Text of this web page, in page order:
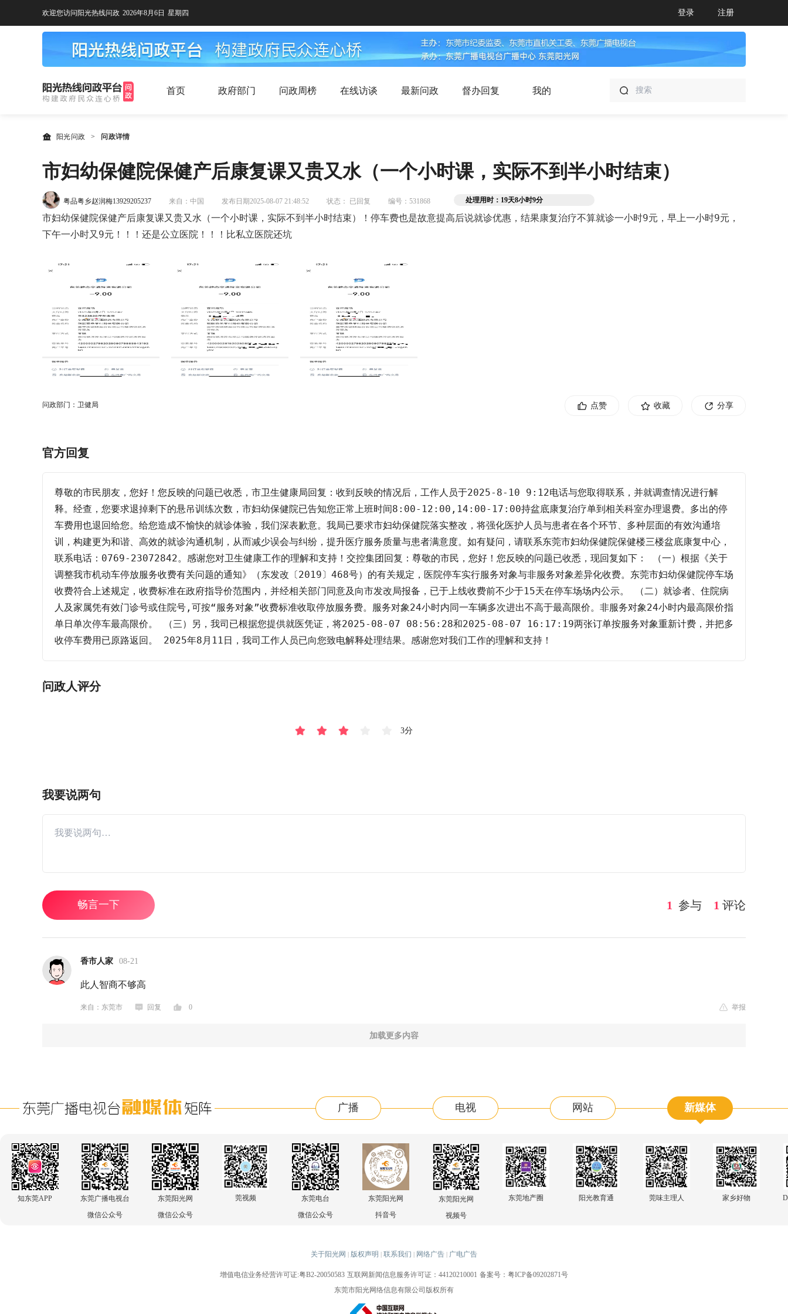
欢迎您访问阳光热线问政 2026年8月6日 星期四 登录 注册
首页 政府部门 问政周榜 在线访谈 最新问政 督办回复 我的
阳光问政 > 问政详情
市妇幼保健院保健产后康复课又贵又水（一个小时课，实际不到半小时结束）
粤品粤乡赵润梅13929205237 来自：中国 发布日期2025-08-07 21:48:52 状态： 已回复 编号：531868 处理用时：19天8小时9分
市妇幼保健院保健产后康复课又贵又水（一个小时课，实际不到半小时结束）！停车费也是故意提高后说就诊优惠，结果康复治疗不算就诊一小时9元，早上一小时9元，
下午一小时又9元！！！还是公立医院！！！比私立医院还坑
问政部门：卫健局 点赞 收藏 分享
官方回复
尊敬的市民朋友，您好！您反映的问题已收悉，市卫生健康局回复：收到反映的情况后，工作人员于2025-8-10 9:12电话与您取得联系，并就调查情况进行解
释。经查，您要求退掉剩下的悬吊训练次数，市妇幼保健院已告知您正常上班时间8:00-12:00,14:00-17:00持盆底康复治疗单到相关科室办理退费。多出的停
车费用也退回给您。给您造成不愉快的就诊体验，我们深表歉意。我局已要求市妇幼保健院落实整改，将强化医护人员与患者在各个环节、多种层面的有效沟通培
训，构建更为和谐、高效的就诊沟通机制，从而减少误会与纠纷，提升医疗服务质量与患者满意度。如有疑问，请联系东莞市妇幼保健院保健楼三楼盆底康复中心，
联系电话：0769-23072842。感谢您对卫生健康工作的理解和支持！交控集团回复：尊敬的市民，您好！您反映的问题已收悉，现回复如下： （一）根据《关于
调整我市机动车停放服务收费有关问题的通知》（东发改〔2019〕468号）的有关规定，医院停车实行服务对象与非服务对象差异化收费。东莞市妇幼保健院停车场
收费符合上述规定，收费标准在政府指导价范围内，并经相关部门同意及向市发改局报备，已于上线收费前不少于15天在停车场场内公示。 （二）就诊者、住院病
人及家属凭有效门诊号或住院号,可按“服务对象”收费标准收取停放服务费。服务对象24小时内同一车辆多次进出不高于最高限价。非服务对象24小时内最高限价指
单日单次停车最高限价。 （三）另，我司已根据您提供就医凭证，将2025-08-07 08:56:28和2025-08-07 16:17:19两张订单按服务对象重新计费，并把多
收停车费用已原路返回。 2025年8月11日，我司工作人员已向您致电解释处理结果。感谢您对我们工作的理解和支持！
问政人评分
3分
我要说两句
畅言一下 1 参与 1 评论
香市人家 08-21
此人智商不够高
来自：东莞市 回复 0 举报
加载更多内容
广播 电视 网站 新媒体
知东莞APP
东莞广播电视台
微信公众号
东莞阳光网
微信公众号
莞视频
东莞电台
微信公众号
东莞阳光网
抖音号
东莞阳光网
视频号
东莞地产圈 阳光教育通 莞味主理人 家乡好物
关于阳光网 | 版权声明 | 联系我们 | 网络广告 | 广电广告
增值电信业务经营许可证:粤B2-20050583 互联网新闻信息服务许可证：44120210001 备案号：粤ICP备09202871号
东莞市阳光网络信息有限公司版权所有